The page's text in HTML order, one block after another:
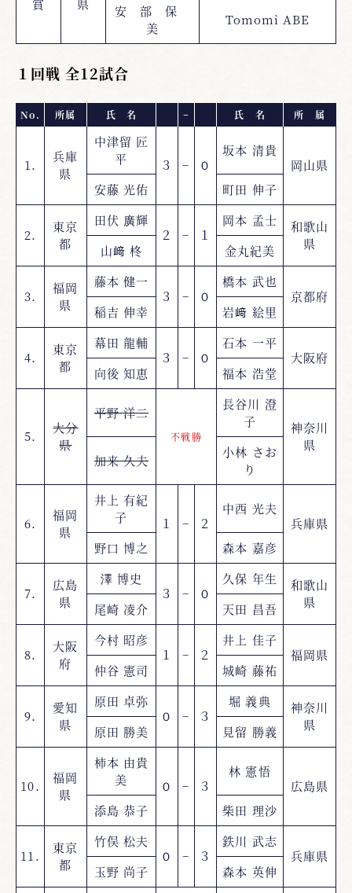
賞 県
安 部 保
美
Tomomi ABE
１回戦 全12試合
No. 所属 氏 名 − 氏 名 所 属
1.
兵庫
県
中津留 匠
平
３ − ０
坂本 清貴
岡山県
安藤 光佑
町田 伸子
2.
東京
都
田伏 廣輝
２
− １
岡本 孟士
和歌山
県
山﨑 柊 金丸紀美
3.
福岡
県
藤本 健一
３
− ０
橋本 武也
京都府
稲吉 伸幸
岩﨑 絵里
4.
東京
都
幕田 龍輔
３
− ０
石本 一平
大阪府
向後 知恵
福本 浩堂
5.
大分
県
平野 洋二
不戦勝
長谷川 澄
子
神奈川
県
加来 久夫
小林 さお
り
6.
福岡
県
井上 有紀
子
１ − ２
中西 光夫
兵庫県
野口 博之
森本 嘉彦
7.
広島
県
澤 博史
３
− ０
久保 年生
和歌山
県
尾崎 凌介 天田 昌吾
8.
大阪
府
今村 昭彦
１
− ２
井上 佳子
福岡県
仲谷 憲司
城崎 藤祐
9.
愛知
県
原田 卓弥
０
− ３
堀 義典
神奈川
県
原田 勝美 見留 勝義
10.
福岡
県
柿本 由貴
美
０ − ３
林 憲悟
広島県
添島 恭子
柴田 理沙
11.
東京
都
竹俣 松夫
０
− ３
鉄川 武志
兵庫県
玉野 尚子
森本 英伸